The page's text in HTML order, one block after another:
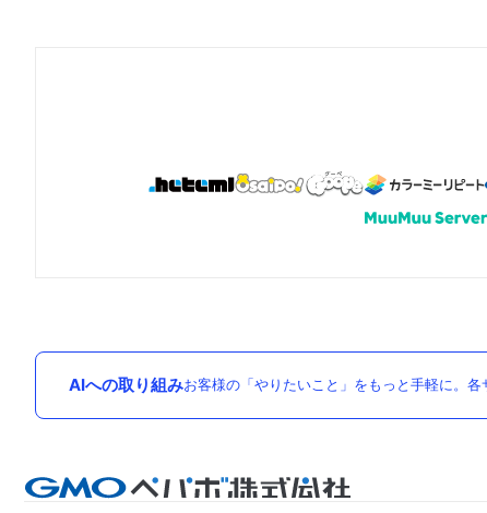
AIへの取り組みお客様の「やりたいこと」をもっと手軽に。